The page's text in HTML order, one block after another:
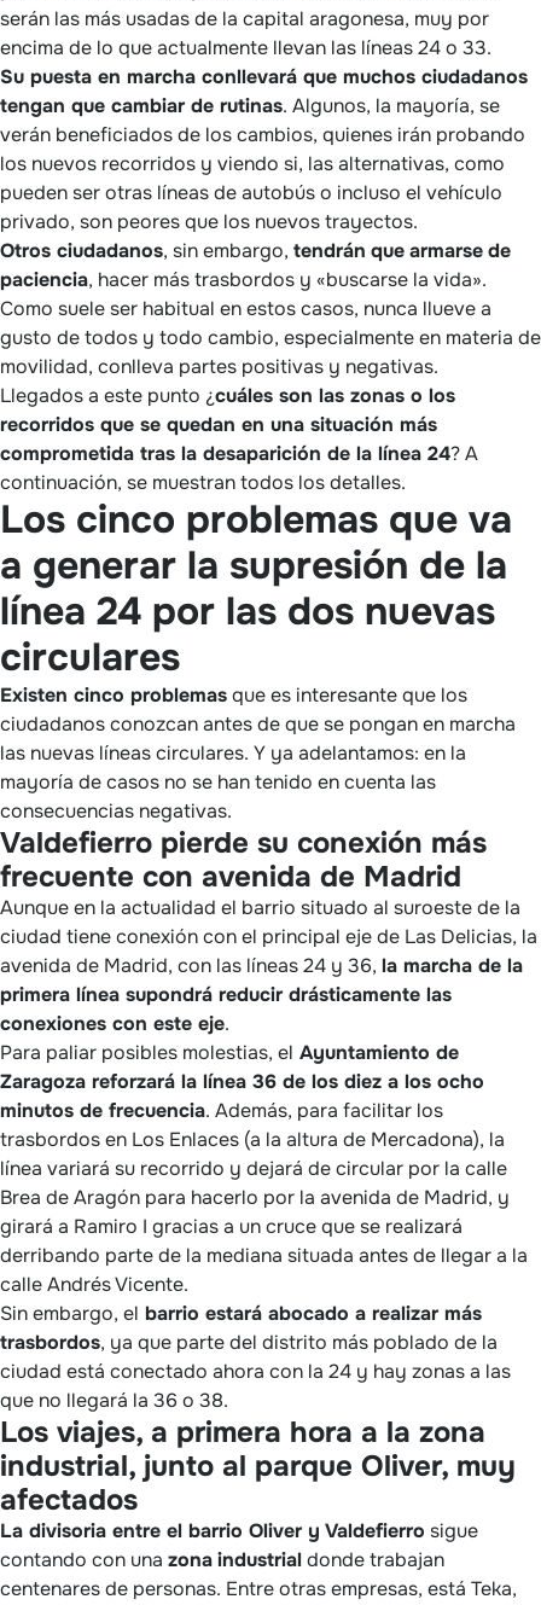
serán las más usadas de la capital aragonesa, muy por
encima de lo que actualmente llevan las líneas 24 o 33.
Su puesta en marcha conllevará que muchos ciudadanos
tengan que cambiar de rutinas. Algunos, la mayoría, se
verán beneficiados de los cambios, quienes irán probando
los nuevos recorridos y viendo si, las alternativas, como
pueden ser otras líneas de autobús o incluso el vehículo
privado, son peores que los nuevos trayectos.
Otros ciudadanos, sin embargo, tendrán quearmarsede
paciencia, hacer más trasbordos y «buscarse la vida».
Como suele ser habitual en estos casos, nunca llueve a
gusto de todos y todo cambio, especialmente en materia de
movilidad, conlleva partes positivas y negativas.
Llegados a este punto ¿cuáles son las zonas o los
recorridos que se quedan en una situación más
comprometida tras la desaparición de la línea 24? A
continuación, se muestran todos los detalles.
Los cinco problemas que va
a generar la supresión de la
línea 24 por las dos nuevas
circulares
Existen cinco problemasque es interesante que los
ciudadanos conozcan antes de que se pongan en marcha
las nuevas líneas circulares. Y ya adelantamos: en la
mayoría de casos no se han tenido en cuenta las
consecuencias negativas.
Valdefierro pierde su conexión más
frecuente con avenida de Madrid
Aunque en la actualidad el barrio situado al suroeste de la
ciudad tiene conexión con el principal eje de Las Delicias, la
avenida de Madrid, con las líneas 24 y 36, la marcha de la
primera línea supondrá reducir drásticamente las
conexiones con este eje.
Para paliar posibles molestias, el Ayuntamiento de
Zaragoza reforzará la línea 36 de los diez a los ocho
minutos de frecuencia. Además, para facilitar los
trasbordos en Los Enlaces (a la altura de Mercadona), la
línea variará su recorrido y dejará de circular por la calle
Brea de Aragón para hacerlo por la avenida de Madrid, y
girará a Ramiro I gracias a un cruce que se realizará
derribando parte de la mediana situada antes de llegar a la
calle Andrés Vicente.
Sin embargo, el barrio estará abocado a realizar más
trasbordos, ya que parte del distrito más poblado de la
ciudad está conectado ahora con la 24 y hay zonas a las
que no llegará la 36 o 38.
Los viajes, a primera hora a la zona
industrial, junto al parque Oliver, muy
afectados
La divisoria entre el barrio Oliver y Valdefierro sigue
contando con una zonaindustrialdonde trabajan
centenares de personas. Entre otras empresas, está Teka,